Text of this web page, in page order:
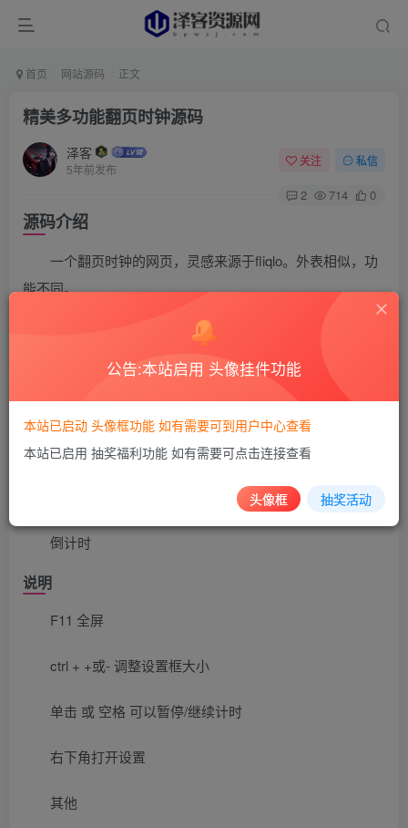
首页 网站源码 正文
精美多功能翻页时钟源码
泽客
5年前发布
关注 私信
2 714 0
源码介绍
一个翻页时钟的网页，灵感来源于fliqlo。外表相似，功
能不同。
看时间
倒计时
说明
F11 全屏
ctrl + +或- 调整设置框大小
单击 或 空格 可以暂停/继续计时
右下角打开设置
其他
公告:本站启用 头像挂件功能
本站已启动 头像框功能 如有需要可到用户中心查看
本站已启用 抽奖福利功能 如有需要可点击连接查看
头像框 抽奖活动